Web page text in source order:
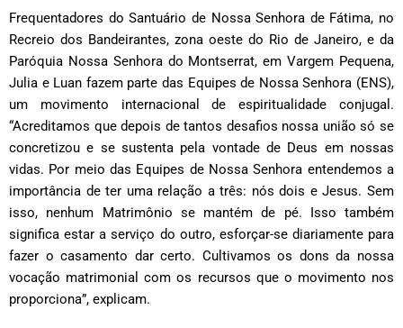
Frequentadores do Santuário de Nossa Senhora de Fátima, no
Recreio dos Bandeirantes, zona oeste do Rio de Janeiro, e da
Paróquia Nossa Senhora do Montserrat, em Vargem Pequena,
Julia e Luan fazem parte das Equipes de Nossa Senhora (ENS),
um movimento internacional de espiritualidade conjugal.
“Acreditamos que depois de tantos desafios nossa união só se
concretizou e se sustenta pela vontade de Deus em nossas
vidas. Por meio das Equipes de Nossa Senhora entendemos a
importância de ter uma relação a três: nós dois e Jesus. Sem
isso, nenhum Matrimônio se mantém de pé. Isso também
significa estar a serviço do outro, esforçar-se diariamente para
fazer o casamento dar certo. Cultivamos os dons da nossa
vocação matrimonial com os recursos que o movimento nos
proporciona”, explicam.